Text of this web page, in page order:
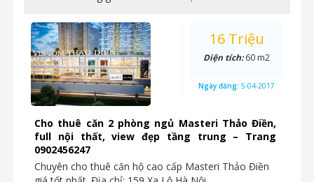
Cho thuê căn 2 phòng ngủ Masteri Thảo Điền,
full nội thất, view đẹp tầng trung – Trang
0902456247
Chuyên cho thuê căn hộ cao cấp Masteri Thảo Điền
16 Triệu
Diện tích:60 m2
Ngày đăng: 5-04-2017